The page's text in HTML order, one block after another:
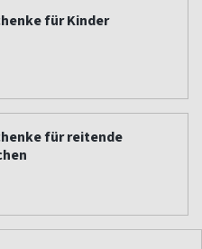
für Kinder
für reitende